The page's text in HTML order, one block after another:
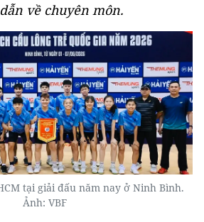
về chuyên môn.
tại giải đấu năm nay ở Ninh Bình.
Ảnh: VBF